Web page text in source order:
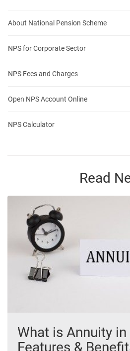
About National Pension Scheme
NPS for Corporate Sector
NPS Fees and Charges
Open NPS Account Online
NPS Calculator
Read
What is Annuity
Features &